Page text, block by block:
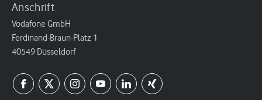
Anschrift
Vodafone GmbH
Ferdinand-Braun-Platz 1
40549 Düsseldorf